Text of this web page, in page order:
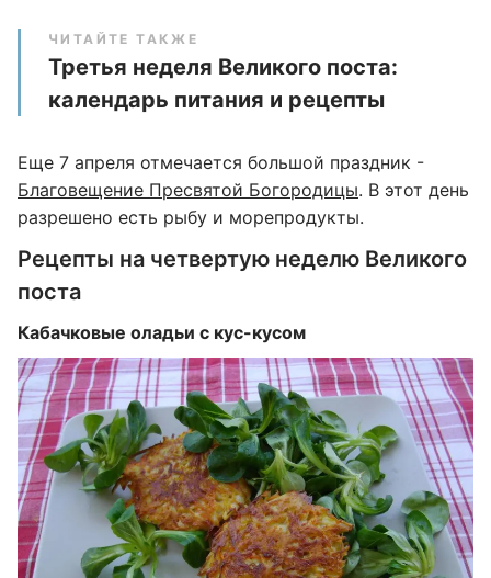
ЧИТАЙТЕ ТАКЖЕ
Третья неделя Великого поста:
календарь питания и рецепты
Еще 7 апреля отмечается большой праздник -
Благовещение Пресвятой Богородицы. В этот день
разрешено есть рыбу и морепродукты.
Рецепты на четвертую неделю Великого
поста
Кабачковые оладьи с кус-кусом